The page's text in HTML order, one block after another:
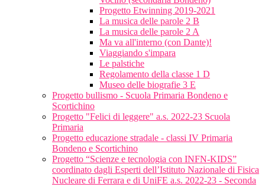
Progetto Etwinning 2019-2021
La musica delle parole 2 B
La musica delle parole 2 A
Ma va all'interno (con Dante)!
Viaggiando s'impara
Le palstiche
Regolamento della classe 1 D
Museo delle biografie 3 E
Progetto bullismo - Scuola Primaria Bondeno e
Scortichino
Progetto "Felici di leggere" a.s. 2022-23 Scuola
Primaria
Progetto educazione stradale - classi IV Primaria
Bondeno e Scortichino
Progetto “Scienze e tecnologia con INFN-KIDS”
coordinato dagli Esperti dell’Istituto Nazionale di Fisica
Nucleare di Ferrara e di UniFE a.s. 2022-23 - Seconda